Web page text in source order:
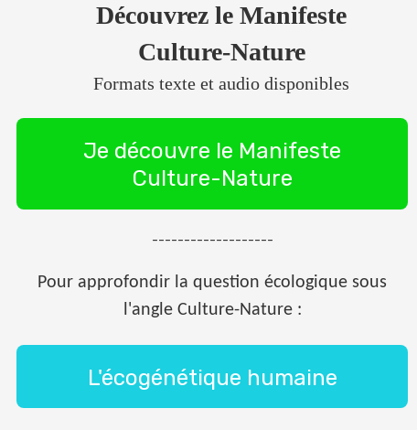
Découvrez le Manifeste
Culture-Nature
Formats texte et audio disponibles
Je découvre le Manifeste
Culture-Nature
-------------------
Pour approfondir la question écologique sous
l'angle Culture-Nature :
L'écogénétique humaine